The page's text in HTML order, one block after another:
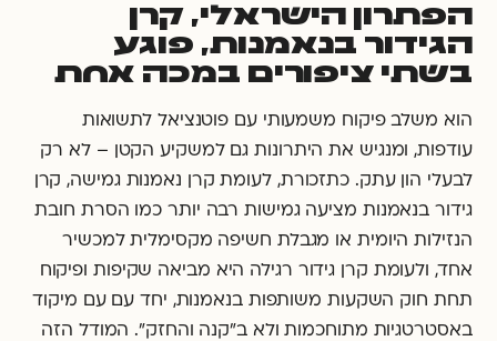
הפתרון הישראלי, קרן
הגידור בנאמנות, פוגע
בשתי ציפורים במכה אחת
הוא משלב פיקוח משמעותי עם פוטנציאל לתשואות
עודפות, ומנגיש את היתרונות גם למשקיע הקטן – לא רק
לבעלי הון עתק. כתזכורת, לעומת קרן נאמנות גמישה, קרן
גידור בנאמנות מציעה גמישות רבה יותר כמו הסרת חובת
הנזילות היומית או מגבלת חשיפה מקסימלית למכשיר
אחד, ולעומת קרן גידור רגילה היא מביאה שקיפות ופיקוח
תחת חוק השקעות משותפות בנאמנות, יחד עם עם מיקוד
באסטרטגיות מתוחכמות ולא ב"קנה והחזק". המודל הזה